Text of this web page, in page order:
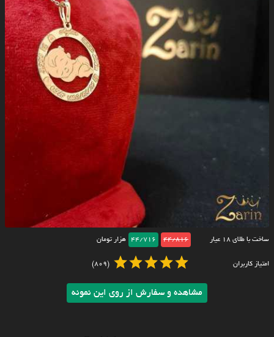
ساخت با طلای ۱۸ عیار 44/816
44/716 هزار تومان
امتیاز کاربران (809)
مشاهده و سفارش از روی این نمونه